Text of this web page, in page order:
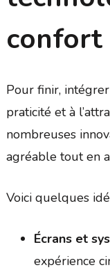
confort
Pour finir,
praticité et à
nombreuses
agréable tout en
Voici quelques
Écrans et
expérience